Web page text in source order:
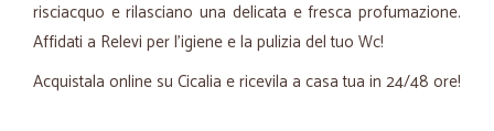
risciacquo e rilasciano una delicata e fresca profumazione.
Affidati a Relevi per l’igiene e la pulizia del tuo Wc!
Acquistala online su Cicalia e ricevila a casa tua in 24/48 ore!